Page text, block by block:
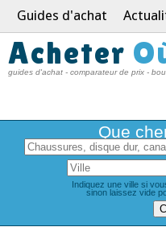
Guides d'achat
Acheter
guides d'achat - comparateur de prix -
Que
Indiquez une ville si
sinon laissez vide